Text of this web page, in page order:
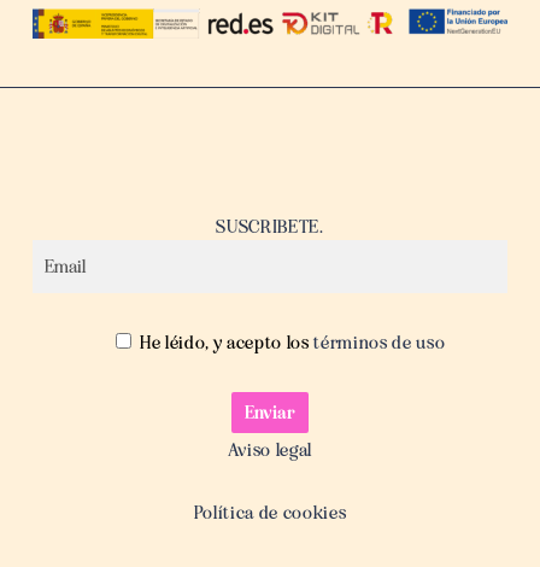
SUSCRIBETE.
He léido, y acepto los términos de uso
Aviso legal
Política de cookies